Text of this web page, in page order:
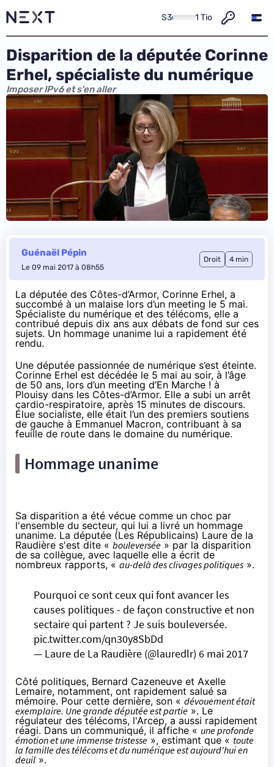
S3 1 Tio
Disparition de la députée Corinne
Erhel, spécialiste du numérique
Imposer IPv6 et s'en aller
Guénaël Pépin
Le 09 mai 2017 à 08h55
Droit 4 min
La députée des Côtes-d’Armor, Corinne Erhel, a
succombé à un malaise lors d’un meeting le 5 mai.
Spécialiste du numérique et des télécoms, elle a
contribué depuis dix ans aux débats de fond sur ces
sujets. Un hommage unanime lui a rapidement été
rendu.
Une députée passionnée de numérique s’est éteinte.
Corinne Erhelest décédée le 5 mai au soir, à l’âge
de 50 ans, lors d’un meeting d’En Marche ! à
Plouisy dans les Côtes-d’Armor. Elle a subi un arrêt
cardio-respiratoire, après 15 minutes de discours.
Élue socialiste, elle était l’un des premiers soutiens
de gauche à Emmanuel Macron, contribuant à sa
feuille de route dans le domaine du numérique.
Hommage unanime
Sa disparition a été vécue comme un choc par
l'ensemble du secteur, qui lui a livré un hommage
unanime. La députée (Les Républicains) Laure de la
Raudière s'est dite « bouleversée » par la disparition
de sa collègue, avec laquelle elle a écrit de
nombreux rapports, « au-delà des clivages politiques ».
Pourquoi ce sont ceux qui font avancer les
causes politiques - de façon constructive et non
sectaire qui partent ? Je suis bouleversée.
pic.twitter.com/qn30y8SbDd
— Laure de La Raudière (@lauredlr) 6 mai 2017
Côté politiques, Bernard Cazeneuve et Axelle
Lemaire, notamment, ont rapidement salué sa
mémoire. Pour cette dernière, son « dévouement était
exemplaire. Une grande députée est partie ». Le
régulateur des télécoms, l'Arcep, a aussi rapidement
réagi. Dans un communiqué, il affiche « une profonde
émotion et une immense tristesse », estimant que « toute
la famille des télécoms et du numérique est aujourd'hui en
deuil ».